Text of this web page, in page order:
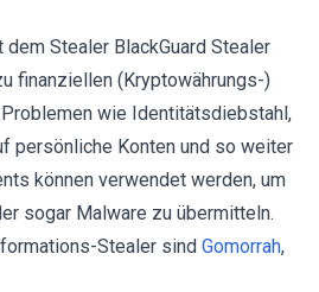
dem Stealer BlackGuard Stealer
finanziellen (Kryptowährungs-)
wie Identitätsdiebstahl,
persönliche Konten und so weiter
können verwendet werden, um
sogar Malware zu übermitteln.
Stealer sind Gomorrah,